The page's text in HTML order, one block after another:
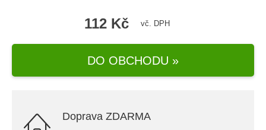
112 Kč vč. DPH
DO OBCHODU »
Doprava ZDARMA